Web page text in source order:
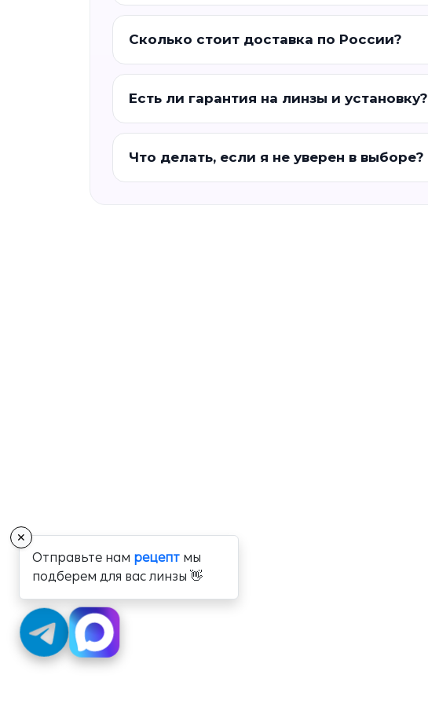
Сколько стоит доставка по России?
Есть ли гарантия на линзы и установку?
Что делать, если я не уверен в выборе?
✕
Отправьте нам рецепт мы
подберем для вас линзы 👋